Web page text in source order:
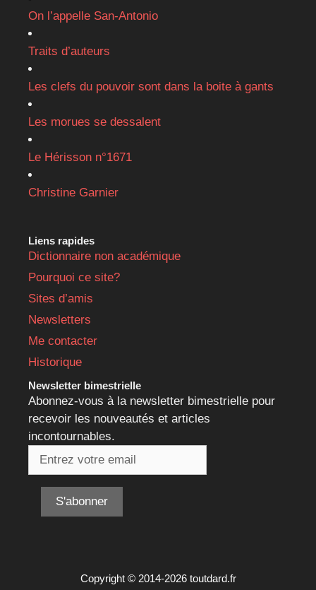
On l’appelle San-Antonio
Traits d’auteurs
Les clefs du pouvoir sont dans la boite à gants
Les morues se dessalent
Le Hérisson n°1671
Christine Garnier
Liens rapides
Dictionnaire non académique
Pourquoi ce site?
Sites d’amis
Newsletters
Me contacter
Historique
Newsletter bimestrielle
Abonnez-vous à la newsletter bimestrielle pour
recevoir les nouveautés et articles
incontournables.
Copyright © 2014-2026 toutdard.fr